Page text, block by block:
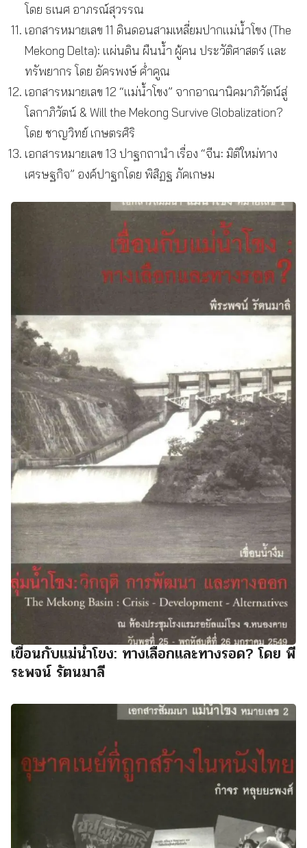
โดย ธเนศ อาภรณ์สุวรรณ
เอกสารหมายเลข 11 ดินดอนสามเหลี่ยมปากแม่น้ำโขง (The
Mekong Delta): แผ่นดิน ผืนน้ำ ผู้คน ประวัติศาสตร์ และ
ทรัพยากร โดย อัครพงษ์ ค่ำคูณ
เอกสารหมายเลข 12 “แม่น้ำโขง” จากอาณานิคมาภิวัตน์สู่
โลกาภิวัตน์ & Will the Mekong Survive Globalization?
โดย ชาญวิทย์ เกษตรศิริ
เอกสารหมายเลข 13 ปาฐกถานำ เรื่อง “จีน: มิติใหม่ทาง
เศรษฐกิจ” องค์ปาฐกโดย พิสิฏฐ ภัคเกษม
เขื่อนกับแม่น้ำโขง: ทางเลือกและทางรอด? โดย พี
ระพจน์ รัตนมาลี